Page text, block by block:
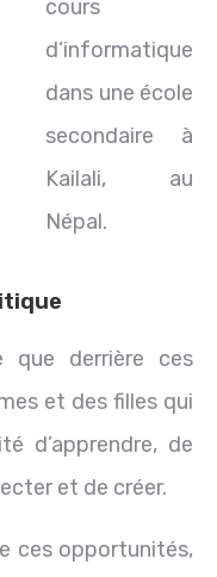
cours
d’informatique
dans une école
secondaire à
Kailali, au
Népal.
que derrière ces
et des filles qui
d’apprendre, de
et de créer.
ces opportunités,